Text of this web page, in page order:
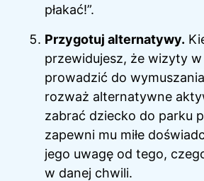
płakać!”.
Przygotuj alternatywy.
przewidujesz, że wizyty
prowadzić do wymuszania
rozważ alternatywne
zabrać dziecko do parku
zapewni mu miłe
jego uwagę od tego,
w danej chwili.